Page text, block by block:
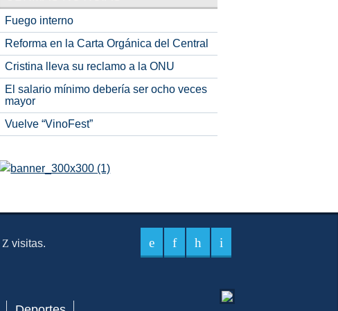
Fuego interno
Reforma en la Carta Orgánica del Central
Cristina lleva su reclamo a la ONU
El salario mínimo debería ser ocho veces
mayor
Vuelve “VinoFest”
visitas.